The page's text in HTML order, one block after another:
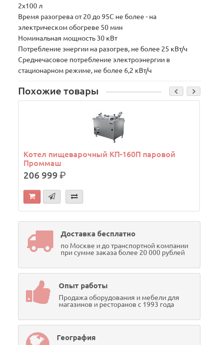
2х100 л
Время разогрева от 20 до 95С не более - на
электрическом обогреве 50 мин
Номинальная мощность 30 кВт
Потребление энергии на разогрев, не более 25 кВт/ч
Среднечасовое потребление электроэнергии в
стационарном режиме, не более 6,2 кВт/ч
Похожие товары
Котел пищеварочный КП-160П паровой
Проммаш
206 999р.
Доставка бесплатно
по Москве и до транспортной компании
при сумме заказа более 20 000 рублей
Опыт работы
Продажа оборудования и мебели для
магазинов и ресторанов с 1993 года
География